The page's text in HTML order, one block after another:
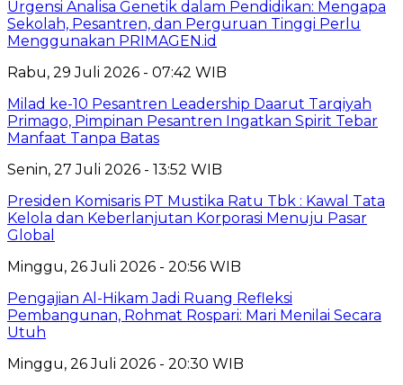
Urgensi Analisa Genetik dalam Pendidikan: Mengapa
Sekolah, Pesantren, dan Perguruan Tinggi Perlu
Menggunakan PRIMAGEN.id
Rabu, 29 Juli 2026 - 07:42 WIB
Milad ke-10 Pesantren Leadership Daarut Tarqiyah
Primago, Pimpinan Pesantren Ingatkan Spirit Tebar
Manfaat Tanpa Batas
Senin, 27 Juli 2026 - 13:52 WIB
Presiden Komisaris PT Mustika Ratu Tbk : Kawal Tata
Kelola dan Keberlanjutan Korporasi Menuju Pasar
Global
Minggu, 26 Juli 2026 - 20:56 WIB
Pengajian Al-Hikam Jadi Ruang Refleksi
Pembangunan, Rohmat Rospari: Mari Menilai Secara
Utuh
Minggu, 26 Juli 2026 - 20:30 WIB